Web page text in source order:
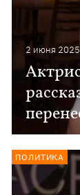
2 июня 2025
ПОЛИТИКА